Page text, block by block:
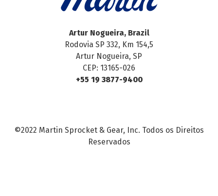
Artur Nogueira, Brazil
Rodovia SP 332, Km 154,5
Artur Nogueira, SP
CEP: 13165-026
+55 19 3877-9400
©2022 Martin Sprocket & Gear, Inc. Todos os Direitos
Reservados